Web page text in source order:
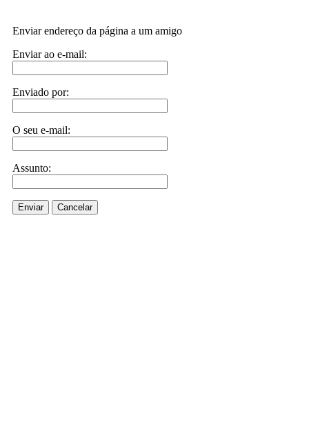
Enviar endereço da página a um amigo
Enviar ao e-mail:
Enviado por:
O seu e-mail:
Assunto:
Enviar Cancelar